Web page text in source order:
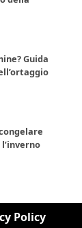
Guida
Policy